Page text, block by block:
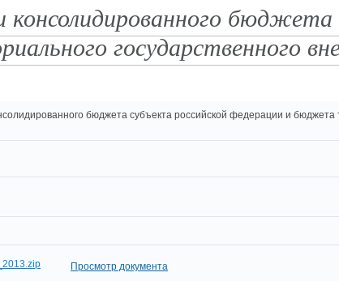
бюджета
государственного
бюджета субъекта российской федерации и
Просмотр документа